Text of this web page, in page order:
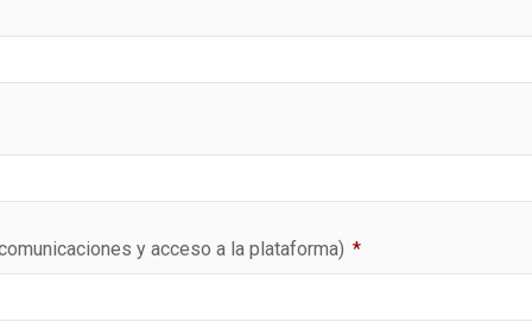
y acceso a la plataforma)